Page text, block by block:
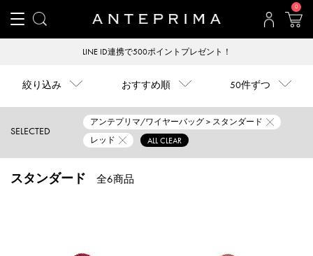
0
LINE ID連携で500ポイントプレゼント！
絞り込み おすすめ順 50件ずつ
SELECTED
アンテプリマ/ワイヤーバッグ > スタンダード
レッド
ALL CLEAR
スタンダード 全6商品